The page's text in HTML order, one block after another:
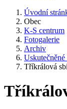
Úvodní
Obec
K-S centrum
Fotogalerie
Archiv
Tříkrálová